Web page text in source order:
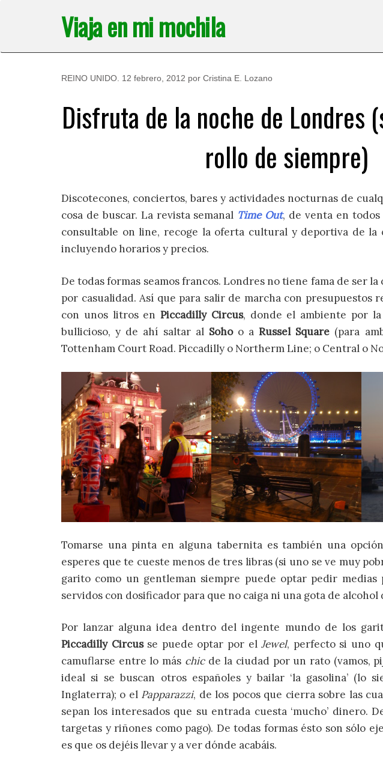
Viaja en mi mochila
REINO UNIDO 12 febrero, 2012 por Cristina E. Lozano
Disfruta de la noche de Londres
rollo de siempre)
Discotecones, conciertos, bares y actividades nocturnas de
cosa de buscar. La revista semanal Time Out, de venta en
consultable on line, recoge la oferta cultural y deportiva de la
incluyendo horarios y precios.
De todas formas seamos francos. Londres no tiene fama de ser la
por casualidad. Así que para salir de marcha con presupuestos
con unos litros enPiccadilly Circus, donde el ambiente por
bullicioso, y de ahí saltar al Sohoo aRussel Square (para
Tottenham Court Road. Piccadilly o Northerm Line; o Central o
Tomarse una pinta en alguna tabernita es también una
esperes que te cueste menos de tres libras (si uno se ve muy
garito como un gentleman siempre puede optar pedir medias
servidos con dosificador para que no caiga ni una gota de alcohol
Por lanzar alguna idea dentro del ingente mundo de los
Piccadilly Circusse puede optar por elJewel, perfecto si uno
camuflarse entre lo más chic de la ciudad por un rato (vamos,
ideal si se buscan otros españoles y bailar ‘la gasolina’ (lo
Inglaterra); o el Papparazzi, de los pocos que cierra sobre las
sepan los interesados que su entrada cuesta ‘mucho’ dinero.
targetas y riñones como pago). De todas formas ésto son sólo
es que os dejéis llevar y a ver dónde acabáis.